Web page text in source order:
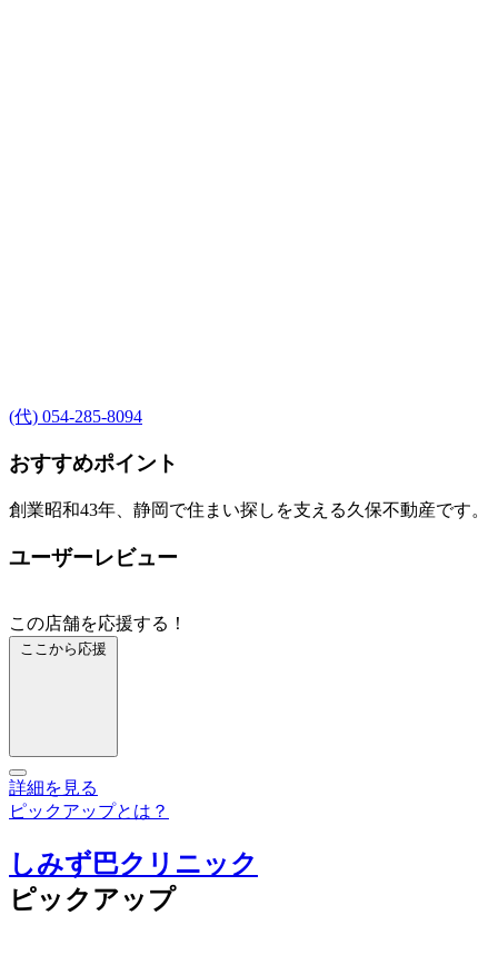
(代) 054-285-8094
おすすめポイント
創業昭和43年、静岡で住まい探しを支える久保不動産です。
ユーザーレビュー
この店舗を応援する！
ここから応援
詳細を見る
ピックアップとは？
しみず巴クリニック
ピックアップ